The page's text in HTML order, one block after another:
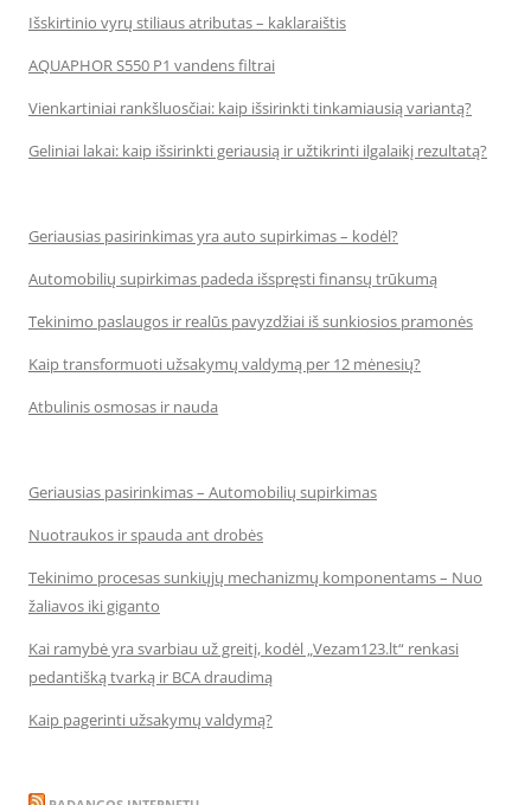
Išskirtinio vyrų stiliaus atributas – kaklaraištis
AQUAPHOR S550 P1 vandens filtrai
Vienkartiniai rankšluosčiai: kaip išsirinkti tinkamiausią variantą?
Geliniai lakai: kaip išsirinkti geriausią ir užtikrinti ilgalaikį rezultatą?
Geriausias pasirinkimas yra auto supirkimas – kodėl?
Automobilių supirkimas padeda išspręsti finansų trūkumą
Tekinimo paslaugos ir realūs pavyzdžiai iš sunkiosios pramonės
Kaip transformuoti užsakymų valdymą per 12 mėnesių?
Atbulinis osmosas ir nauda
Geriausias pasirinkimas – Automobilių supirkimas
Nuotraukos ir spauda ant drobės
Tekinimo procesas sunkiųjų mechanizmų komponentams – Nuo
žaliavos iki giganto
Kai ramybė yra svarbiau už greitį, kodėl „Vezam123.lt“ renkasi
pedantišką tvarką ir BCA draudimą
Kaip pagerinti užsakymų valdymą?